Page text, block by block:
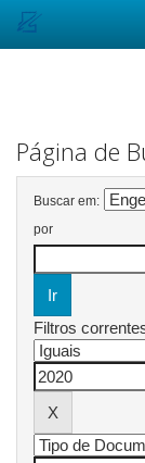
Página de
Buscar em:
por
Filtros